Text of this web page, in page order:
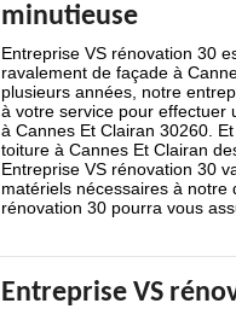
minutieuse
Entreprise VS rénovation 30
ravalement de façade à
plusieurs années, notre
à votre service pour effectuer
à Cannes Et Clairan 30260.
toiture à Cannes Et Clairan
Entreprise VS rénovation 30
matériels nécessaires à notre
rénovation 30 pourra vous
Entreprise VS